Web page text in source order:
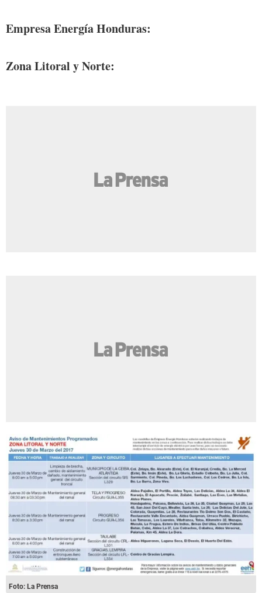
Empresa Energía Honduras:
Zona Litoral y Norte:
Foto: La Prensa